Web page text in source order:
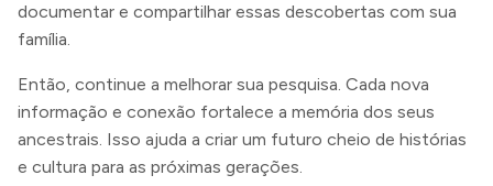
documentar e compartilhar essas descobertas com sua
família.
Então, continue a melhorar sua pesquisa. Cada nova
informação e conexão fortalece a memória dos seus
ancestrais. Isso ajuda a criar um futuro cheio de histórias
e cultura para as próximas gerações.